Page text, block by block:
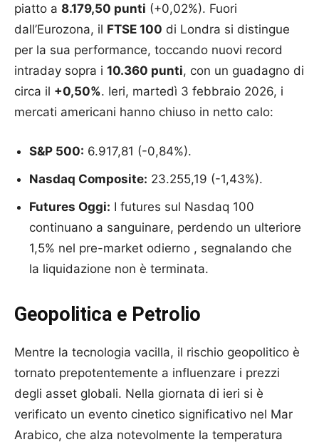
piatto a 8.179,50 punti (+0,02%). Fuori
dall’Eurozona, il FTSE 100 di Londra si distingue
per la sua performance, toccando nuovi record
intraday sopra i 10.360 punti, con un guadagno di
circa il +0,50%. Ieri, martedì 3 febbraio 2026, i
mercati americani hanno chiuso in netto calo:
S&P 500: 6.917,81 (-0,84%).
Nasdaq Composite: 23.255,19 (-1,43%).
Futures Oggi: I futures sul Nasdaq 100
continuano a sanguinare, perdendo un ulteriore
1,5% nel pre-market odierno , segnalando che
la liquidazione non è terminata.
Geopolitica e Petrolio
Mentre la tecnologia vacilla, il rischio geopolitico è
tornato prepotentemente a influenzare i prezzi
degli asset globali. Nella giornata di ieri si è
verificato un evento cinetico significativo nel Mar
Arabico, che alza notevolmente la temperatura